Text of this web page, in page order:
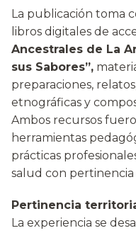
La publicación toma
libros digitales de
Ancestrales de La
sus Sabores”,
preparaciones,
etnográficas y
Ambos recursos
herramientas
prácticas
salud con
Pertinencia
La experiencia se